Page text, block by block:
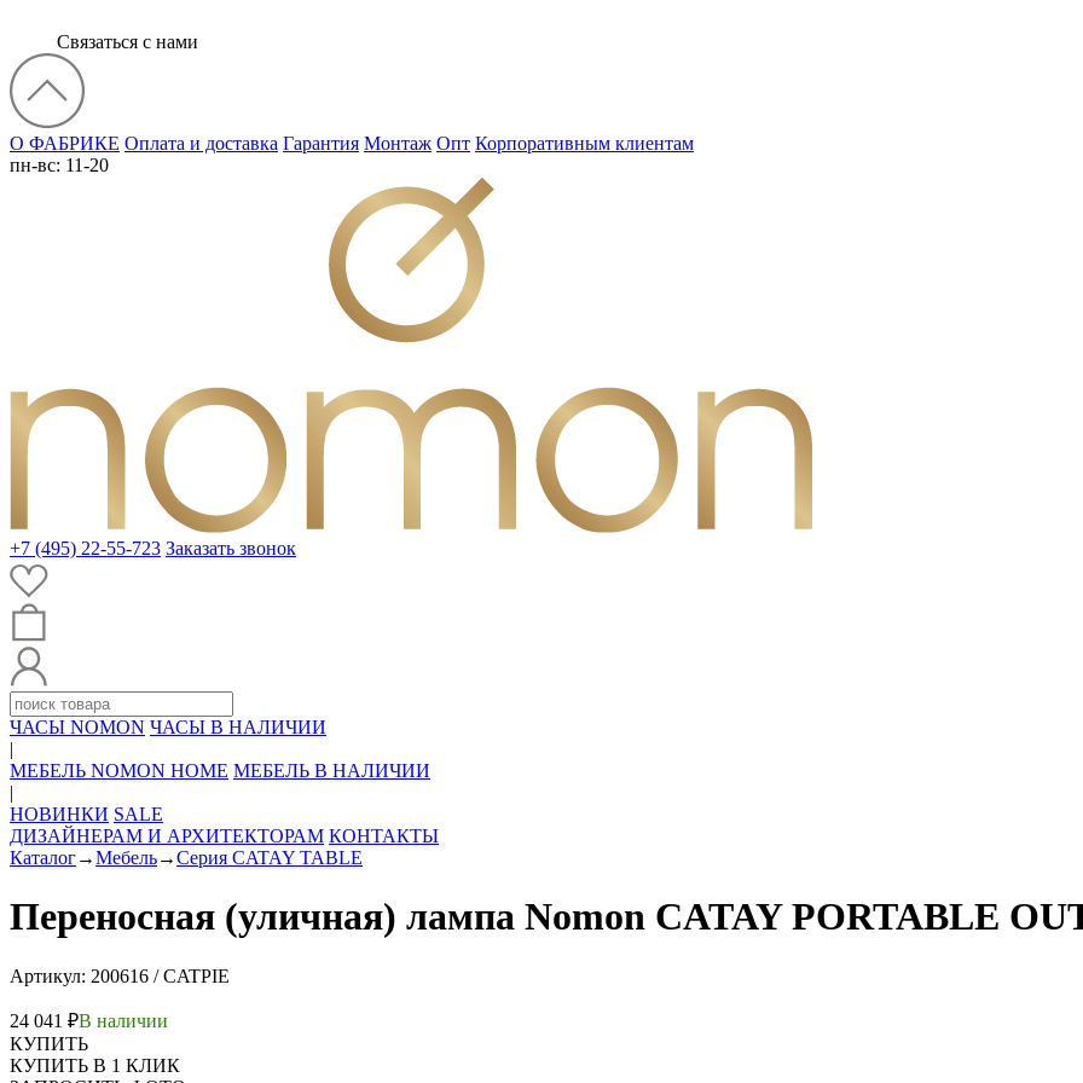
Связаться с нами
О ФАБРИКЕ Оплата и доставка Гарантия Монтаж Опт Корпоративным клиентам
пн-вс: 11-20
+7 (495) 22-55-723 Заказать звонок
ЧАСЫ NOMON ЧАСЫ В НАЛИЧИИ
|
МЕБЕЛЬ NOMON HOME МЕБЕЛЬ В НАЛИЧИИ
|
НОВИНКИ SALE
ДИЗАЙНЕРАМ И АРХИТЕКТОРАМ КОНТАКТЫ
Каталог→Мебель→Серия CATAY TABLE
Переносная (уличная) лампа Nomon CATAY PORTABLE
Артикул: 200616 / CATPIE
24 041 ₽В наличии
КУПИТЬ
КУПИТЬ В 1 КЛИК